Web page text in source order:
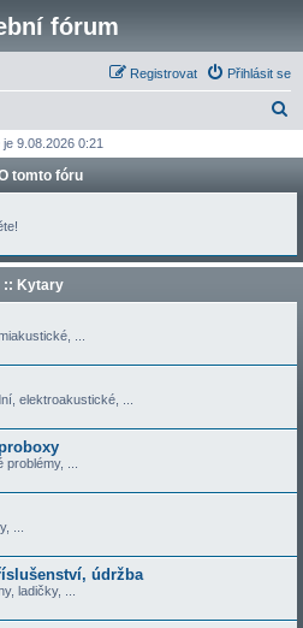
fórum
Přihlásit se
Registrovat
d
t
je 9.08.2026 0:21
tomto fóru
:: Kytary
...
elektroakustické, ...
...
...
údržba
ladičky, ...